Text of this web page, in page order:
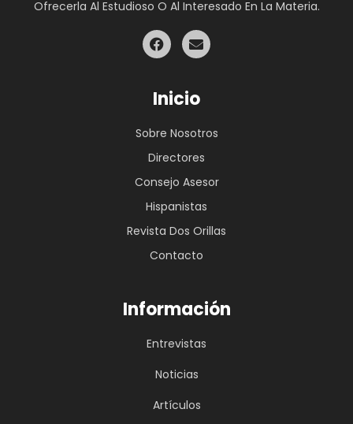
Ofrecerla Al Estudioso O Al Interesado En La Materia.
Inicio
Sobre Nosotros
Directores
Consejo Asesor
Hispanistas
Revista Dos Orillas
Contacto
Información
Entrevistas
Noticias
Artículos